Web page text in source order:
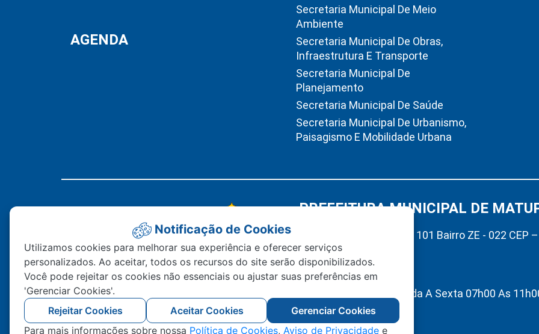
AGENDA
Secretaria Municipal De Meio
Ambiente
Secretaria Municipal De Obras,
Infraestrutura E Transporte
Secretaria Municipal De
Planejamento
Secretaria Municipal De Saúde
Secretaria Municipal De Urbanismo,
Paisagismo E Mobilidade Urbana
PREFEITURA MUNICIPAL DE
Av. Hermínio Ometto Nº 101 Bairro ZE - 022 CEP
Matupá-MT
(66) 99222-2560
Atendimento De Segunda A Sexta 07h00 As
Interno 13h00 As 17h00
Notificação de Cookies
Utilizamos cookies para melhorar sua experiência e oferecer serviços
personalizados. Ao aceitar, todos os recursos do site serão disponibilizados.
Você pode rejeitar os cookies não essenciais ou ajustar suas preferências em
'Gerenciar Cookies'.
Rejeitar Cookies
Aceitar Cookies
Gerenciar Cookies
Para mais informações sobre nossa Política de Cookies, Aviso de Privacidade e